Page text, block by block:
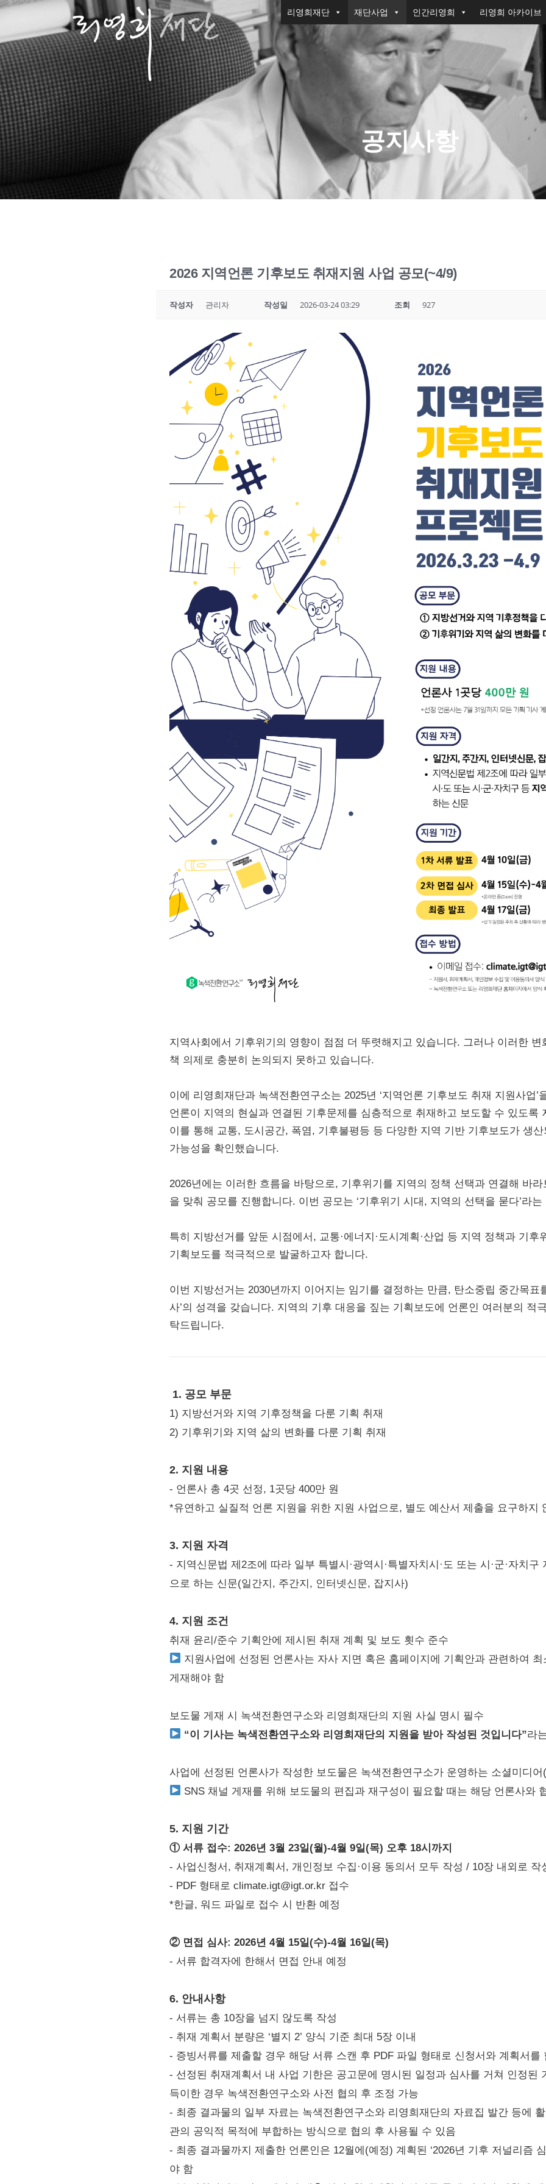
리영희재단 재단사업 인간리영희 리영희 아카이브
공지사항
2026 지역언론 기후보도 취재지원 사업 공모(~4/9)
작성자 관리자 작성일 2026-03-24 03:29 조회 927
지역사회에서 기후위기의 영향이 점점 더 뚜렷해지고 있습니다. 그러나 이러한 변
책 의제로 충분히 논의되지 못하고 있습니다.
이에 리영희재단과 녹색전환연구소는 2025년 ‘지역언론 기후보도 취재 지원사업’
언론이 지역의 현실과 연결된 기후문제를 심층적으로 취재하고 보도할 수 있도록
이를 통해 교통, 도시공간, 폭염, 기후불평등 등 다양한 지역 기반 기후보도가 생
가능성을 확인했습니다.
2026년에는 이러한 흐름을 바탕으로, 기후위기를 지역의 정책 선택과 연결해 바
을 맞춰 공모를 진행합니다. 이번 공모는 ‘기후위기 시대, 지역의 선택을 묻다’라
특히 지방선거를 앞둔 시점에서, 교통·에너지·도시계획·산업 등 지역 정책과 기후
기획보도를 적극적으로 발굴하고자 합니다.
이번 지방선거는 2030년까지 이어지는 임기를 결정하는 만큼, 탄소중립 중간목표
사’의 성격을 갖습니다. 지역의 기후 대응을 짚는 기획보도에 언론인 여러분의 적
탁드립니다.
1. 공모 부문
1) 지방선거와 지역 기후정책을 다룬 기획 취재
2) 기후위기와 지역 삶의 변화를 다룬 기획 취재
2. 지원 내용
- 언론사 총 4곳 선정, 1곳당 400만 원
*유연하고 실질적 언론 지원을 위한 지원 사업으로, 별도 예산서 제출을 요구하지
3. 지원 자격
- 지역신문법 제2조에 따라 일부 특별시·광역시·특별자치시·도 또는 시·군·자치구
으로 하는 신문(일간지, 주간지, 인터넷신문, 잡지사)
4. 지원 조건
취재 윤리/준수 기획안에 제시된 취재 계획 및 보도 횟수 준수
지원사업에 선정된 언론사는 자사 지면 혹은 홈페이지에 기획안과 관련하여
게재해야 함
보도물 게재 시 녹색전환연구소와 리영희재단의 지원 사실 명시 필수
“이 기사는 녹색전환연구소와 리영희재단의 지원을 받아 작성된 것입니다”라
사업에 선정된 언론사가 작성한 보도물은 녹색전환연구소가 운영하는 소셜미디어
SNS 채널 게재를 위해 보도물의 편집과 재구성이 필요할 때는 해당 언론사와
5. 지원 기간
① 서류 접수: 2026년 3월 23일(월)-4월 9일(목) 오후 18시까지
- 사업신청서, 취재계획서, 개인정보 수집·이용 동의서 모두 작성 / 10장 내외로 작
- PDF 형태로 climate.igt@igt.or.kr 접수
*한글, 워드 파일로 접수 시 반환 예정
② 면접 심사: 2026년 4월 15일(수)-4월 16일(목)
- 서류 합격자에 한해서 면접 안내 예정
6. 안내사항
- 서류는 총 10장을 넘지 않도록 작성
- 취재 계획서 분량은 ‘별지 2’ 양식 기준 최대 5장 이내
- 증빙서류를 제출할 경우 해당 서류 스캔 후 PDF 파일 형태로 신청서와 계획서를
- 선정된 취재계획서 내 사업 기한은 공고문에 명시된 일정과 심사를 거쳐 인정된
득이한 경우 녹색전환연구소와 사전 협의 후 조정 가능
- 최종 결과물의 일부 자료는 녹색전환연구소와 리영희재단의 자료집 발간 등에
관의 공익적 목적에 부합하는 방식으로 협의 후 사용될 수 있음
- 최종 결과물까지 제출한 언론인은 12월에(예정) 계획된 ‘2026년 기후 저널리즘
야 함